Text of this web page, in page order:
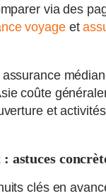
via des
voyageet
coûte
et
astuces
clés en